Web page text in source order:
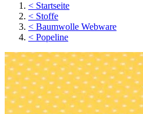
< Startseite
< Stoffe
< Baumwolle Webware
< Popeline